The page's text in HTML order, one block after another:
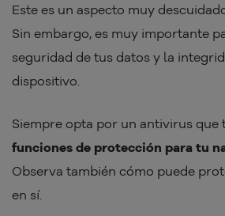
Este es un aspecto muy
Sin embargo, es muy importante
seguridad de tus datos y la
dispositivo.
Siempre opta por un antivirus que
funciones de protección para tu
Observa también cómo puede
en sí.